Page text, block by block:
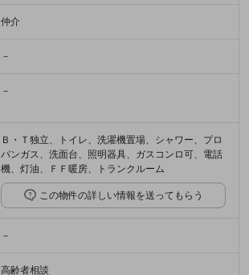
仲介
－
－
Ｂ・Ｔ独立、トイレ、洗濯機置場、シャワー、プロ
パンガス、洗面台、照明器具、ガスコンロ可、電話
機、灯油、ＦＦ暖房、トランクルーム
この物件の詳しい情報を送ってもらう
－
高齢者相談